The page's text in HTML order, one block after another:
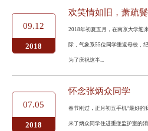
09.12
2018
2018年初夏五月，在南京大学迎
际，气象系55位同学重返母校，
为了庆祝这半...
07.05
2018
怀念张炳众同学
春节刚过，正月初五手机“最好的
来了炳众同学住进重症监护室的